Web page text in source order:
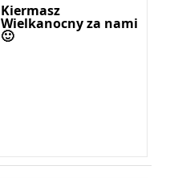
Kiermasz
Wielkanocny za nami
🙂